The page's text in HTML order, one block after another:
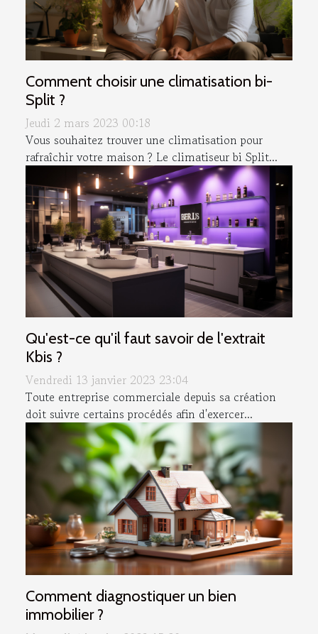
Comment choisir une climatisation bi-
Split ?
Jeudi 2 mars 2023 00:18
Vous souhaitez trouver une climatisation pour
rafraîchir votre maison ? Le climatiseur bi Split...
Qu'est-ce qu'il faut savoir de l'extrait
Kbis ?
Vendredi 13 janvier 2023 23:04
Toute entreprise commerciale depuis sa création
doit suivre certains procédés afin d'exercer...
Comment diagnostiquer un bien
immobilier ?